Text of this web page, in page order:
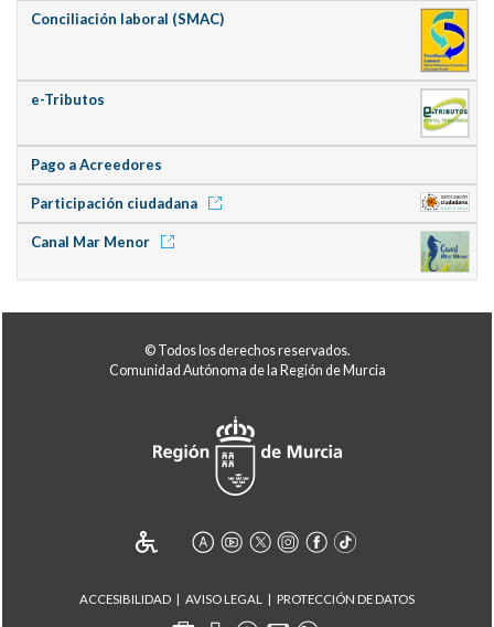
Conciliación laboral (SMAC)
e-Tributos
Pago a Acreedores
Participación ciudadana
Canal Mar Menor
© Todos los derechos reservados.
Comunidad Autónoma de la Región de Murcia
ACCESIBILIDAD AVISO LEGAL PROTECCIÓN DE DATOS